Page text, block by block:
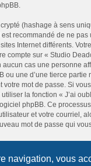
navigation, vous
(hashage à sens
recommandé de ne pas
Internet différents.
compte sur « Studio
cas une personne
ou une d’une tierce partie
votre mot de passe. Si
la fonction « J’ai
phpBB. Ce
et votre courriel,
mot de passe qui